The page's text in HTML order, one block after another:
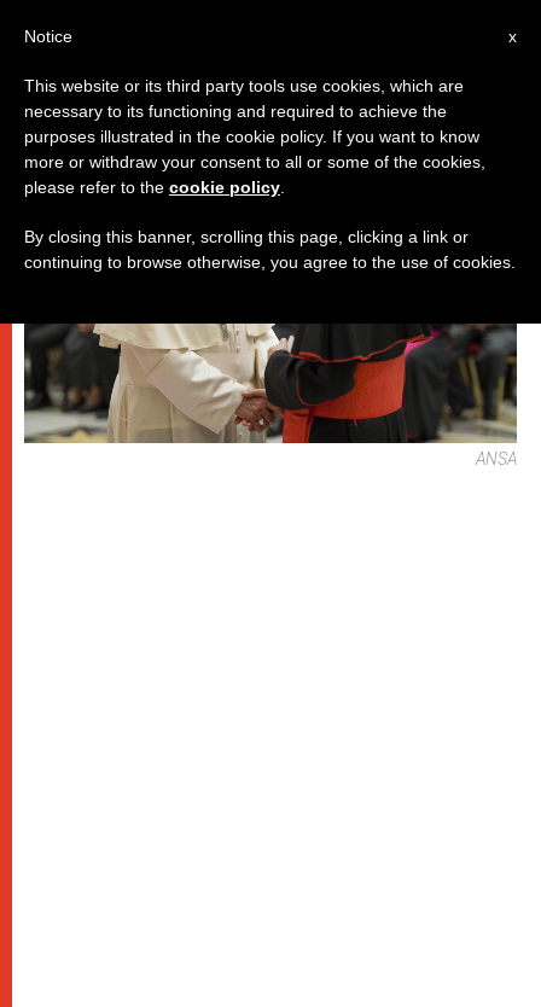
PAPI
ANSA
x
Notice
This website or its third party tools use cookies, which are
necessary to its functioning and required to achieve the
purposes illustrated in the cookie policy. If you want to know
more or withdraw your consent to all or some of the cookies,
please refer to the cookie policy
By closing this banner, scrolling this page, clicking a link or
continuing to browse otherwise, you agree to the use of cookies.